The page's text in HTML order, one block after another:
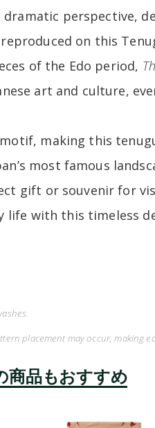
dramatic perspective,
on this
of the Edo period,
art and culture,
making this
most famous
gift or souvenir for
life with this timeless
placement may occur, making